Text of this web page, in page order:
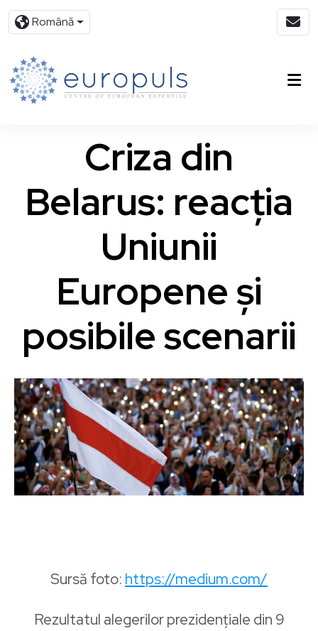
Română
Criza din
Belarus: reacția
Uniunii
Europene și
posibile scenarii
Sursă foto: https://medium.com/
Rezultatul alegerilor prezidențiale din 9